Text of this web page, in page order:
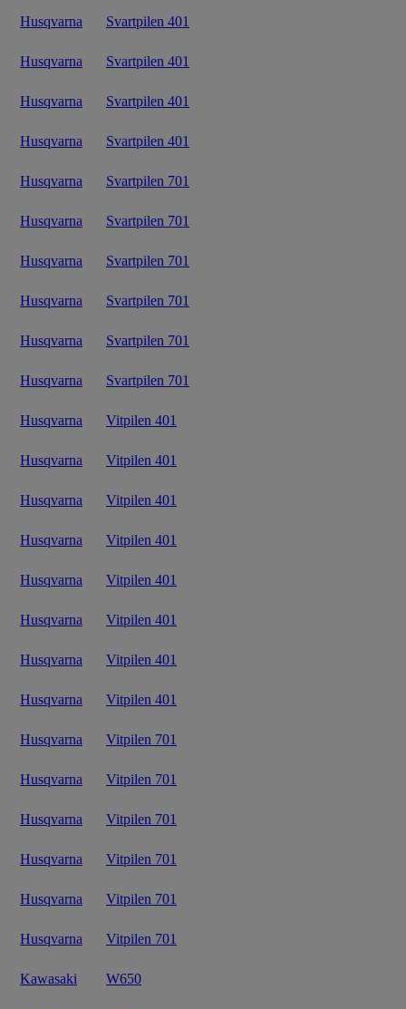
Husqvarna Svartpilen 401
Husqvarna Svartpilen 401
Husqvarna Svartpilen 401
Husqvarna Svartpilen 401
Husqvarna Svartpilen 701
Husqvarna Svartpilen 701
Husqvarna Svartpilen 701
Husqvarna Svartpilen 701
Husqvarna Svartpilen 701
Husqvarna Svartpilen 701
Husqvarna Vitpilen 401
Husqvarna Vitpilen 401
Husqvarna Vitpilen 401
Husqvarna Vitpilen 401
Husqvarna Vitpilen 401
Husqvarna Vitpilen 401
Husqvarna Vitpilen 401
Husqvarna Vitpilen 401
Husqvarna Vitpilen 701
Husqvarna Vitpilen 701
Husqvarna Vitpilen 701
Husqvarna Vitpilen 701
Husqvarna Vitpilen 701
Husqvarna Vitpilen 701
Kawasaki W650